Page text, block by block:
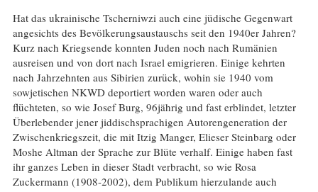
Hat das ukrainische Tscherniwzi auch eine jüdische Gegenwart
angesichts des Bevölkerungsaustauschs seit den 1940er Jahren?
Kurz nach Kriegsende konnten Juden noch nach Rumänien
ausreisen und von dort nach Israel emigrieren. Einige kehrten
nach Jahrzehnten aus Sibirien zurück, wohin sie 1940 vom
sowjetischen NKWD deportiert worden waren oder auch
flüchteten, so wie Josef Burg, 96jährig und fast erblindet, letzter
Überlebender jener jiddischsprachigen Autorengeneration der
Zwischenkriegszeit, die mit Itzig Manger, Elieser Steinbarg oder
Moshe Altman der Sprache zur Blüte verhalf. Einige haben fast
ihr ganzes Leben in dieser Stadt verbracht, so wie Rosa
Zuckermann (1908-2002), dem Publikum hierzulande auch